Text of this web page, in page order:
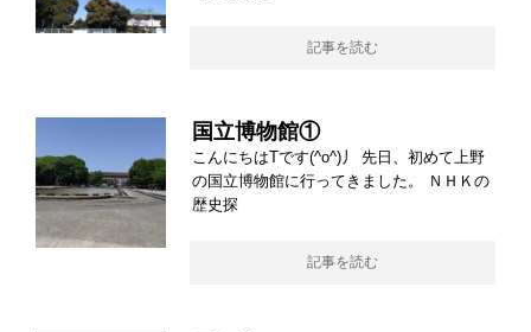
記事を読む
国立博物館①
こんにちはTです(^o^)丿 先日、初めて上野
の国立博物館に行ってきました。 ＮＨＫの
歴史探
記事を読む